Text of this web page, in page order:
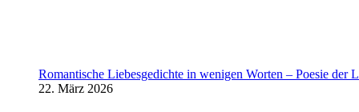
Romantische Liebesgedichte in wenigen Worten – Poesie der
22. März 2026